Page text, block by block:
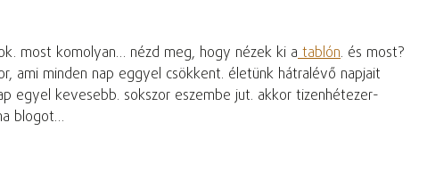
most komolyan… nézd meg, hogy nézek ki atablón. és most?
ami minden nap eggyel csökkent. életünk hátralévő napjait
egyel kevesebb. sokszor eszembe jut. akkor tizenhétezer-
blogot…